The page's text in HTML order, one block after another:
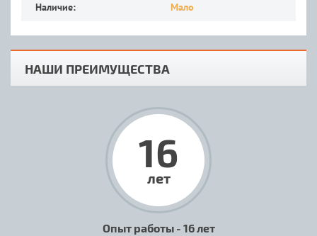
Наличие: Мало
НАШИ ПРЕИМУЩЕСТВА
16
лет
Опыт работы - 16 лет